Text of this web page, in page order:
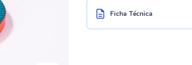
Ficha Técnica